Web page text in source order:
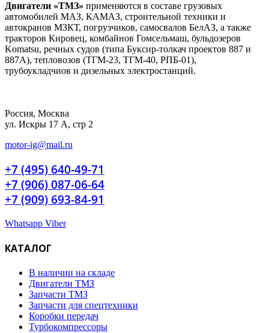
Двигатели «ТМЗ» применяются в составе грузовых
автомобилей МАЗ, КАМАЗ, строительной техники и
автокранов МЗКТ, погрузчиков, самосвалов БелАЗ, а также
тракторов Кировец, комбайнов Гомсельмаш, бульдозеров
Komatsu, речных судов (типа Буксир-толкач проектов 887 и
887А), тепловозов (ТГМ-23, ТГМ-40, РПБ-01),
трубоукладчиов и дизельных электростанций.
Россия, Москва
ул. Искры 17 А, стр 2
motor-ig@mail.ru
+7 (495) 640-49-71
+7 (906) 087-06-64
+7 (909) 693-84-91
Whatsapp Viber
КАТАЛОГ
В наличии на складе
Двигатели ТМЗ
Запчасти ТМЗ
Запчасти для спецтехники
Коробки передач
Турбокомпрессоры